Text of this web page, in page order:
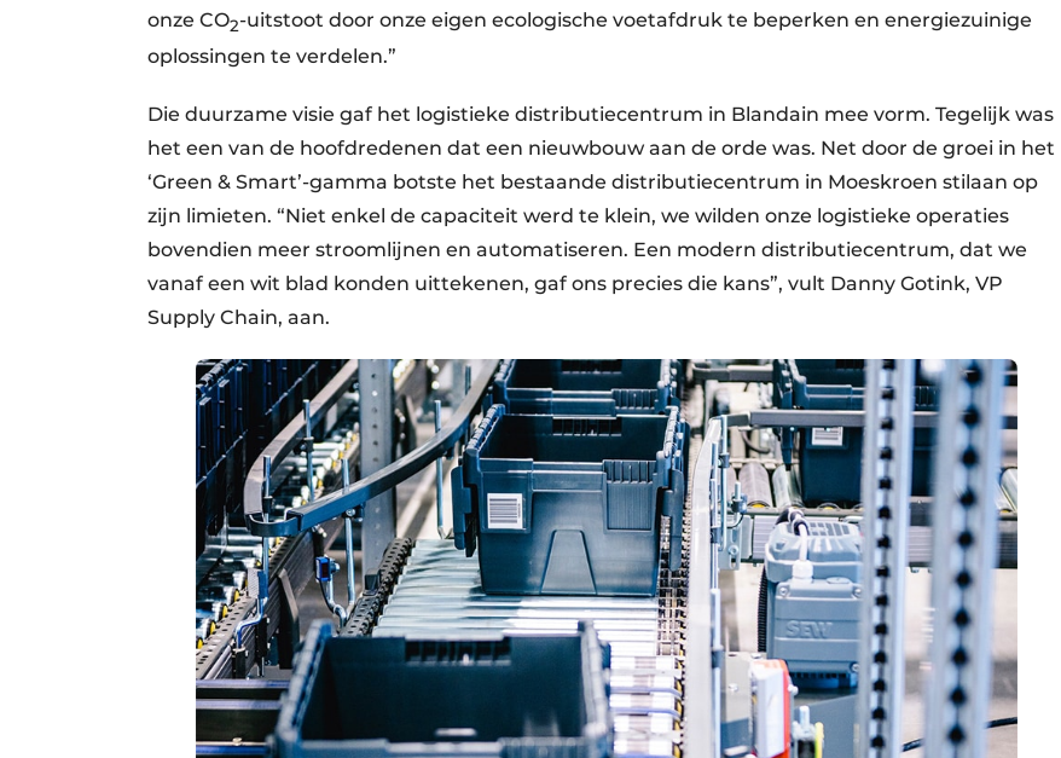
onze CO2-uitstoot door onze eigen ecologische voetafdruk te beperken en energiezuinige
oplossingen te verdelen.”
Die duurzame visie gaf het logistieke distributiecentrum in Blandain mee vorm. Tegelijk was
het een van de hoofdredenen dat een nieuwbouw aan de orde was. Net door de groei in het
‘Green & Smart’-gamma botste het bestaande distributiecentrum in Moeskroen stilaan op
zijn limieten. “Niet enkel de capaciteit werd te klein, we wilden onze logistieke operaties
bovendien meer stroomlijnen en automatiseren. Een modern distributiecentrum, dat we
vanaf een wit blad konden uittekenen, gaf ons precies die kans”, vult Danny Gotink, VP
Supply Chain, aan.